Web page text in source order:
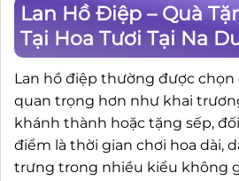
Lan Hồ Điệp – Quà
Tại Hoa Tươi Tại Na
Lan hồ điệp thường được
quan trọng hơn như khai
khánh thành hoặc tặng sếp,
điểm là thời gian chơi hoa dài,
trưng trong nhiều kiểu không